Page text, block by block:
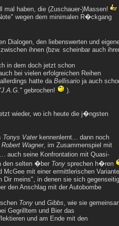
haben, die (Zuschauer-)Massen!
wegen dem minimalen R�ckgang
Dialogen, den liebenswerten und
ihnen (bzw. scheinbar auch
in dem doch jetzt schon
bei vielen erfolgreichen Reihen
hatte daBellisario ja auch
gebrochen! ).
wieder, wo ich heute die j�ngsten
Tonys Vaterkennenlernt... dann noch
Robert Wagner, im Zusammenspiel mit
... auch seine Konfrontation mit Quasi-
den selten �ber Tony sprechen h�ren
mit einer ermittlerischen Variante
Dir meins", in denen sie sich gegenseitig
den Anschlag mit der Autobombe
Tony und Gibbs, wie sie
Gegrilltem und Bier das
und am Ende mit den